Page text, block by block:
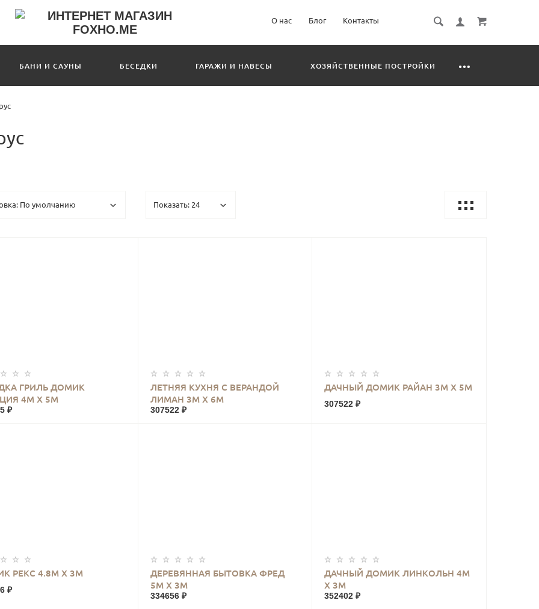
О нас Блог Контакты
БАНИ И САУНЫ БЕСЕДКИ ГАРАЖИ И НАВЕСЫ ХОЗЯЙСТВЕННЫЕ ПОСТРОЙКИ
ГРИЛЬ ДОМИК
4М Х 5М
₽
КУПИТЬ
ЛЕТНЯЯ КУХНЯ С ВЕРАНДОЙ
ЛИМАН 3М Х 6М
307522 ₽
КУПИТЬ ДАЧНЫЙ ДОМИК РАЙАН 3М Х 5М
307522 ₽
КУПИТЬ
РЕКС 4.8М Х 3М
₽
КУПИТЬ
ДЕРЕВЯННАЯ БЫТОВКА ФРЕД
5М Х 3М
334656 ₽
КУПИТЬ
ДАЧНЫЙ ДОМИК ЛИНКОЛЬН 4М
Х 3М
352402 ₽
КУПИТЬ